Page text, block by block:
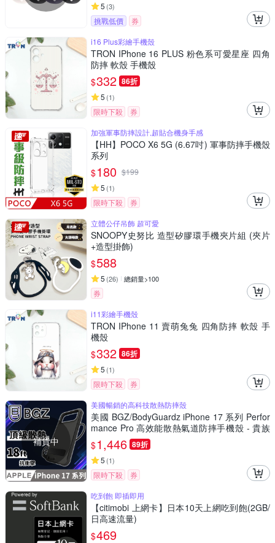
5 (3)
挑戰低價
券
i16 Plus彩繪手機殼
TRON IPhone 16 PLUS 粉色系可愛星座 四角
防摔 軟殼 手機殼
$332 86折
5 (1)
限時下殺
券
加強軍事防摔設計,超貼合機身手感
【HH】POCO X6 5G (6.67吋) 軍事防摔手機殼
系列
$180 $199
5 (1)
限時下殺
券
立體公仔吊飾 超可愛
SNOOPY史努比 造型矽膠環手機夾片組 (夾片
+造型掛飾)
$588
5 (26) 總銷量>100
券
i11彩繪手機殼
TRON IPhone 11 賣萌兔兔 四角防摔 軟殼 手
機殼
$332 86折
5 (1)
限時下殺 券
補貨中
美國暢銷的高科技散熱防摔殼
美國 BGZ/BodyGuardz iPhone 17 系列 Perfor
mance Pro 高效能散熱氣道防摔手機殼 - 貴族
黑
$1,446 89折
5 (1)
限時下殺
券
吃到飽 即插即用
【citimobi 上網卡】日本10天上網吃到飽(2GB/
日高速流量)
$469